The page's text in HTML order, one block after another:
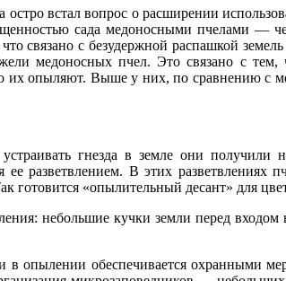
встал вопрос о расширении
сада медоносными пчелами —
связано с безудержной распашкой
медоносных пчел. Это связано с
их опыляют. Выше у них, по сравнению с
гнезда в земле они получили
разветвлением. В этих разветвлениях
готовится «опылительный десант» для
небольшие кучки земли перед входом
в опылении обеспечивается охранными